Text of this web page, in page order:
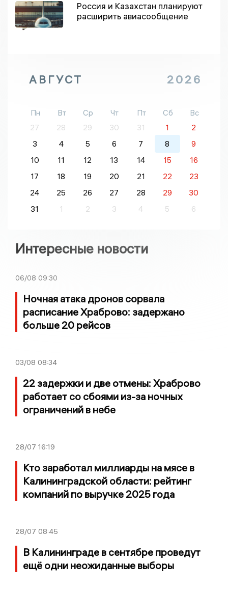
Россия и Казахстан планируют
расширить авиасообщение
АВГУСТ 2026
Пн Вт Ср Чт Пт Сб
Вс
27
28 29 30 31 1
2
3
4 5 6 7 8
9
10
11 12 13 14 15
16
17
18 19 20 21 22
23
24
25 26 27 28 29
30
31
1 2 3 4 5 6
Интересные новости
06/08 09:30
Ночная атака дронов сорвала
расписание Храброво: задержано
больше 20 рейсов
03/08 08:34
22 задержки и две отмены: Храброво
работает со сбоями из-за ночных
ограничений в небе
28/07 16:19
Кто заработал миллиарды на мясе в
Калининградской области: рейтинг
компаний по выручке 2025 года
28/07 08:45
В Калининграде в сентябре проведут
ещё одни неожиданные выборы